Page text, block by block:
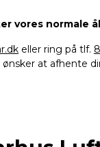
vores normale
eller ring på tlf.
at afhente